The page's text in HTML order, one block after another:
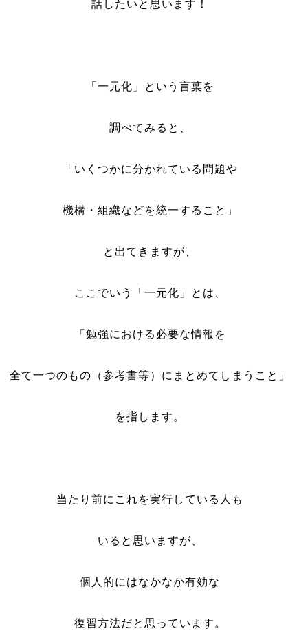
話したいと思います！
「一元化」という言葉を
調べてみると、
「いくつかに分かれている問題や
機構・組織などを統一すること」
と出てきますが、
ここでいう「一元化」とは、
「勉強における必要な情報を
全て一つのもの（参考書等）にまとめてしまうこと」
を指します。
当たり前にこれを実行している人も
いると思いますが、
個人的にはなかなか有効な
復習方法だと思っています。